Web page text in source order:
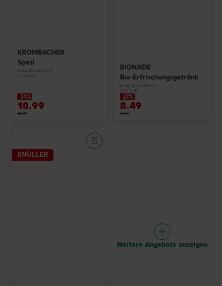
KROMBACHER
Spezi
je Ka. 20 x 0,5-l-Fl.
(1 l = 1.10)
-31%
10.99
15.99
BIONADE
Bio-Erfrischungsgetränk
je Ka. 12 x 0,33-l-Fl.
(1 l = 2.15)
-27%
8.49
11.79
KNÜLLER
Weitere Angebote anzeigen